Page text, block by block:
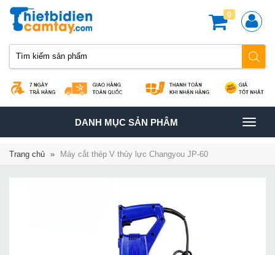
0
TOGGLE
NAVIGATION
DANH MỤC SẢN PHÂM
Trang chủ » Máy cắt thép V thủy lực Changyou JP-60